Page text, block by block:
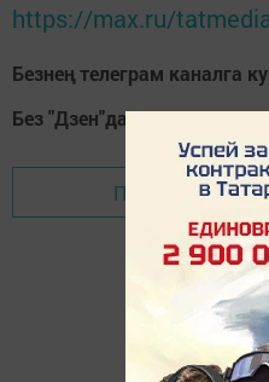
https://max.ru/
Безнең телеграм каналга
Без "Дзен"да!Дзен
Перейти на